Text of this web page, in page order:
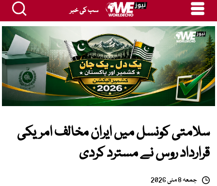
سب کی خبر
سلامتی کونسل میں ایران مخالف امریکی
قرارداد روس نے مسترد کردی
جمعہ 8 مئی 2026